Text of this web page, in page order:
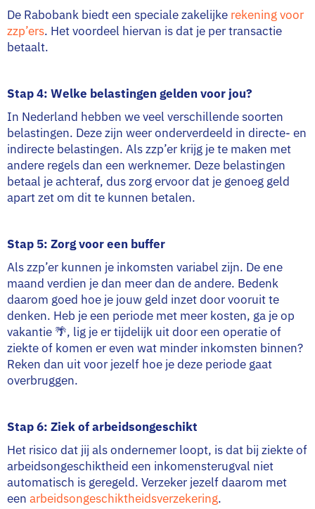
De Rabobank biedt een speciale zakelijke rekening voor
zzp’ers. Het voordeel hiervan is dat je per transactie
betaalt.
Stap 4: Welke belastingen gelden voor jou?
In Nederland hebben we veel verschillende soorten
belastingen. Deze zijn weer onderverdeeld in directe- en
indirecte belastingen. Als zzp’er krijg je te maken met
andere regels dan een werknemer. Deze belastingen
betaal je achteraf, dus zorg ervoor dat je genoeg geld
apart zet om dit te kunnen betalen.
Stap 5: Zorg voor een buffer
Als zzp’er kunnen je inkomsten variabel zijn. De ene
maand verdien je dan meer dan de andere. Bedenk
daarom goed hoe je jouw geld inzet door vooruit te
denken. Heb je een periode met meer kosten, ga je op
vakantie 🌴, lig je er tijdelijk uit door een operatie of
ziekte of komen er even wat minder inkomsten binnen?
Reken dan uit voor jezelf hoe je deze periode gaat
overbruggen.
Stap 6: Ziek of arbeidsongeschikt
Het risico dat jij als ondernemer loopt, is dat bij ziekte of
arbeidsongeschiktheid een inkomensterugval niet
automatisch is geregeld. Verzeker jezelf daarom met
een arbeidsongeschiktheidsverzekering.